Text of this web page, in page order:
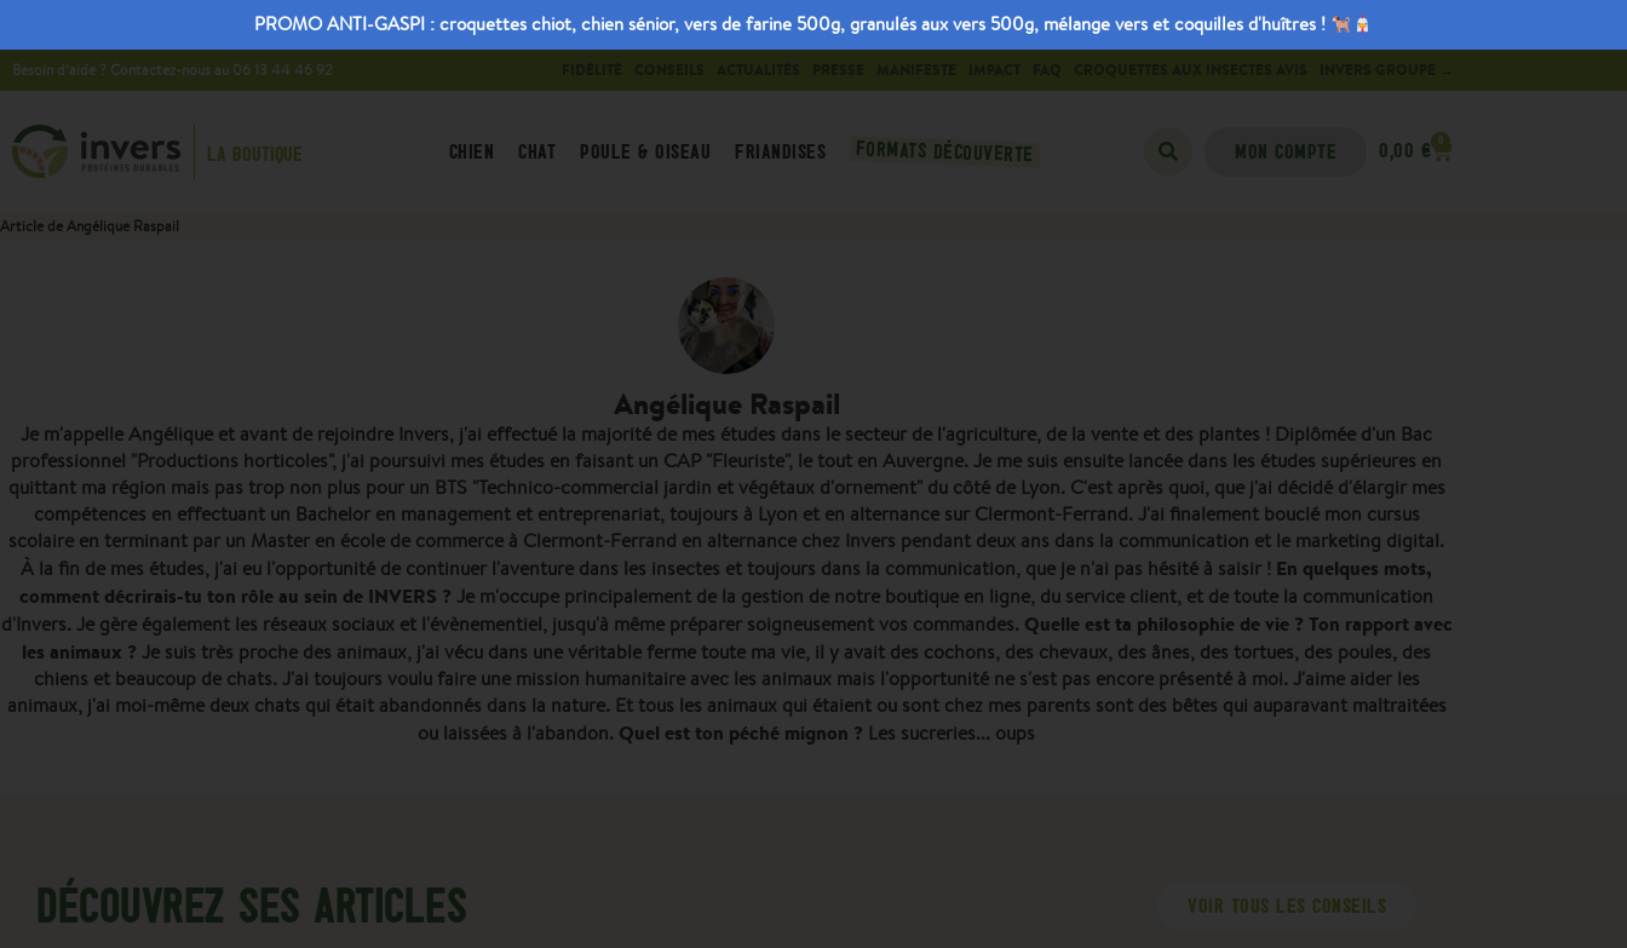
PROMO ANTI-GASPI : croquettes chiot, chien sénior, vers de farine 500g, granulés aux vers 500g, mélange vers et coquilles d'huîtres !
Besoin d’aide ? Contactez-nous au 06 13 44 46 92
LA BOUTIQUE CHIEN CHAT POULE & OISEAU FRIANDISES FORMATS DÉCOUVERTE MON COMPTE 0,00 € 0
Article de Angélique Raspail
Angélique Raspail
Je m'appelle Angélique et avant de rejoindre Invers, j'ai effectué la majorité de mes études dans le secteur de l'agriculture, de la vente et des plantes ! Diplômée d'un Bac
professionnel "Productions horticoles", j'ai poursuivi mes études en faisant un CAP "Fleuriste", le tout en Auvergne. Je me suis ensuite lancée dans les études supérieures en
quittant ma région mais pas trop non plus pour un BTS "Technico-commercial jardin et végétaux d'ornement" du côté de Lyon. C'est après quoi, que j'ai décidé d'élargir mes
compétences en effectuant un Bachelor en management et entreprenariat, toujours à Lyon et en alternance sur Clermont-Ferrand. J'ai finalement bouclé mon cursus
scolaire en terminant par un Master en école de commerce à Clermont-Ferrand en alternance chez Invers pendant deux ans dans la communication et le marketing digital.
À la fin de mes études, j'ai eu l'opportunité de continuer l'aventure dans les insectes et toujours dans la communication, que je n'ai pas hésité à saisir ! En quelques mots,
comment décrirais-tu ton rôle au sein de INVERS ? Je m'occupe principalement de la gestion de notre boutique en ligne, du service client, et de toute la communication
d'Invers. Je gère également les réseaux sociaux et l'évènementiel, jusqu'à même préparer soigneusement vos commandes. Quelle est ta philosophie de vie ? Ton rapport avec
les animaux ? Je suis très proche des animaux, j'ai vécu dans une véritable ferme toute ma vie, il y avait des cochons, des chevaux, des ânes, des tortues, des poules, des
chiens et beaucoup de chats. J'ai toujours voulu faire une mission humanitaire avec les animaux mais l'opportunité ne s'est pas encore présenté à moi. J'aime aider les
animaux, j'ai moi-même deux chats qui était abandonnés dans la nature. Et tous les animaux qui étaient ou sont chez mes parents sont des bêtes qui auparavant maltraitées
ou laissées à l'abandon. Quel est ton péché mignon ? Les sucreries... oups
DÉCOUVREZ SES ARTICLES VOIR TOUS LES CONSEILS